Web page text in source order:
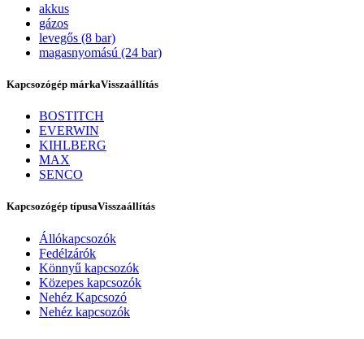
akkus
gázos
levegős (8 bar)
magasnyomású (24 bar)
Kapcsozógép márkaVisszaállítás
BOSTITCH
EVERWIN
KIHLBERG
MAX
SENCO
Kapcsozógép típusaVisszaállítás
Állókapcsozók
Fedélzárók
Könnyű kapcsozók
Közepes kapcsozók
Nehéz Kapcsozó
Nehéz kapcsozók